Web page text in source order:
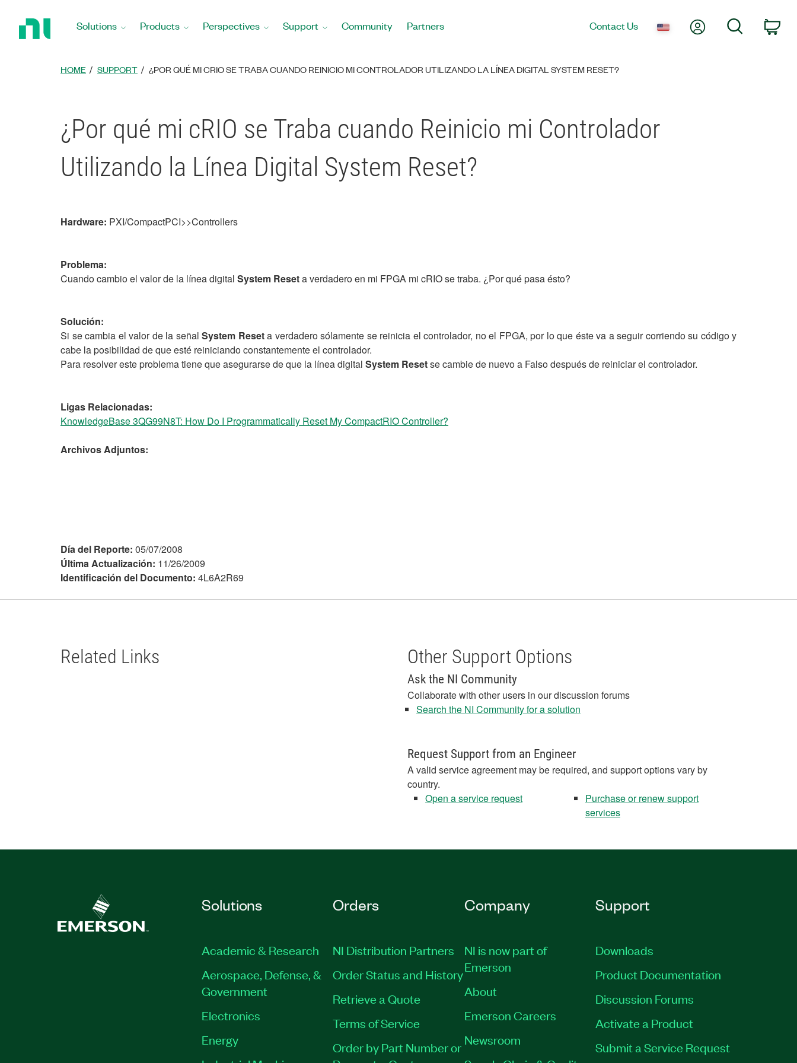
Solutions Products Perspectives Support Community Partners Contact Us My AccountSearch
HOME SUPPORT ¿POR QUÉ MI CRIO SE TRABA CUANDO REINICIO MI CONTROLADOR UTILIZANDO LA LÍNEA DIGITAL SYSTEM RESET?
¿Por qué mi cRIO se Traba cuando Reinicio mi Controlador
Utilizando la Línea Digital System Reset?
Hardware: PXI/CompactPCI>>Controllers
Problema:
Cuando cambio el valor de la línea digital System Reseta verdadero en mi FPGA mi cRIO se traba. ¿Por qué pasa ésto?
Solución:
Si se cambia el valor de la señal System Reseta verdadero sólamente se reinicia el controlador, no el FPGA, por lo que éste va a seguir corriendo su código y
cabe la posibilidad de que esté reiniciando constantemente el controlador.
Para resolver este problema tiene que asegurarse de que la línea digital System Resetse cambie de nuevo a Falso después de reiniciar el controlador.
Ligas Relacionadas:
KnowledgeBase 3QG99N8T: How Do I Programmatically Reset My CompactRIO Controller?
Archivos Adjuntos:
Día del Reporte: 05/07/2008
Última Actualización: 11/26/2009
Identificación del Documento: 4L6A2R69
Related Links Other Support Options
Ask the NI Community
Collaborate with other users in our discussion forums
Search the NI Community for a solution
Request Support from an Engineer
A valid service agreement may be required, and support options vary by
country.
Open a service request
Purchase or renew support
services
Solutions
Academic & Research
Aerospace, Defense, &
Government
Electronics
Energy
Orders
NI Distribution Partners
Order Status and History
Retrieve a Quote
Terms of Service
Order by Part Number or
Company
NI is now part of
Emerson
About
Emerson Careers
Newsroom
Support
Downloads
Product Documentation
Discussion Forums
Activate a Product
Submit a Service Request